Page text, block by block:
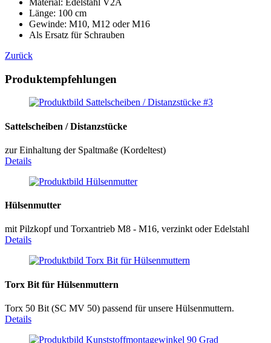
Länge: 100 cm
Gewinde: M10, M12 oder M16
Als Ersatz für Schrauben
Zurück
Produktempfehlungen
Sattelscheiben / Distanzstücke
zur Einhaltung der Spaltmaße (Kordeltest)
Details
Hülsenmutter
mit Pilzkopf und Torxantrieb M8 - M16, verzinkt oder Edelstahl
Details
Torx Bit für Hülsenmuttern
Torx 50 Bit (SC MV 50) passend für unsere Hülsenmuttern.
Details